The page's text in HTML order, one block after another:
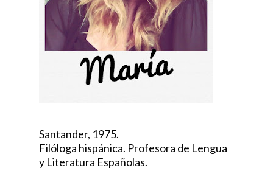
Santander, 1975.
Filóloga hispánica. Profesora de Lengua
y Literatura Españolas.